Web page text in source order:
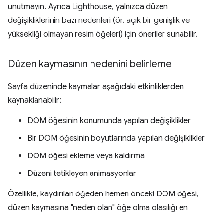
unutmayın. Ayrıca Lighthouse, yalnızca düzen
değişikliklerinin bazı nedenleri (ör. açık bir genişlik ve
yüksekliği olmayan resim öğeleri) için öneriler sunabilir.
Düzen kaymasının nedenini belirleme
Sayfa düzeninde kaymalar aşağıdaki etkinliklerden
kaynaklanabilir:
DOM öğesinin konumunda yapılan değişiklikler
Bir DOM öğesinin boyutlarında yapılan değişiklikler
DOM öğesi ekleme veya kaldırma
Düzeni tetikleyen animasyonlar
Özellikle, kaydırılan öğeden hemen önceki DOM öğesi,
düzen kaymasına "neden olan" öğe olma olasılığı en